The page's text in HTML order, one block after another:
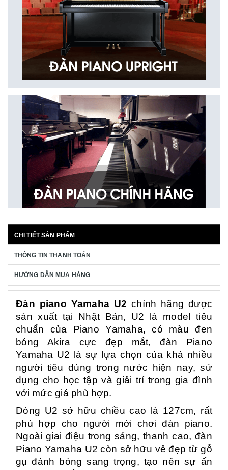
CHI TIẾT SẢN PHẨM
THÔNG TIN THANH TOÁN
HƯỚNG DẪN MUA HÀNG
Đàn piano Yamaha U2 chính hãng được
sản xuất tại Nhật Bản, U2 là model tiêu
chuẩn của Piano Yamaha, có màu đen
bóng Akira cực đẹp mắt, đàn Piano
Yamaha U2 là sự lựa chọn của khá nhiều
người tiêu dùng trong nước hiện nay, sử
dụng cho học tập và giải trí trong gia đình
với mức giá phù hợp.
Dòng U2 sở hữu chiều cao là 127cm, rất
phù hợp cho người mới chơi đàn piano.
Ngoài giai điệu trong sáng, thanh cao, đàn
Piano Yamaha U2 còn sở hữu vẻ đẹp từ gỗ
gụ đánh bóng sang trọng, tạo nên sự ấn